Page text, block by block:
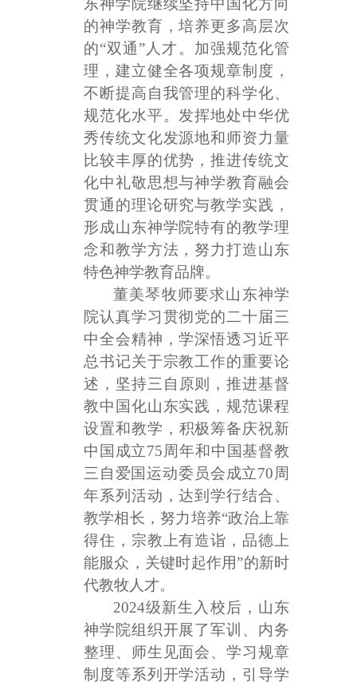
东神学院继续坚持中国化方向
的神学教育，培养更多高层次
的“双通”人才。加强规范化管
理，建立健全各项规章制度，
不断提高自我管理的科学化、
规范化水平。发挥地处中华优
秀传统文化发源地和师资力量
比较丰厚的优势，推进传统文
化中礼敬思想与神学教育融会
贯通的理论研究与教学实践，
形成山东神学院特有的教学理
念和教学方法，努力打造山东
特色神学教育品牌。
董美琴牧师要求山东神学
院认真学习贯彻党的二十届三
中全会精神，学深悟透习近平
总书记关于宗教工作的重要论
述， 坚持三自原则，推进基督
教中国化山东实践，规范课程
设置和教学， 积极筹备庆祝新
中国成立75周年和中国基督教
三自爱国运动委员会成立70周
年系列活动，达到学行结合、
教学相长，努力培养“政治上靠
得住，宗教上有造诣，品德上
能服众，关键时起作用”的新时
代教牧人才。
2024级新生入校后，山东
神学院组织开展了军训、内务
整理、师生见面会、学习规章
制度等系列开学活动，引导学